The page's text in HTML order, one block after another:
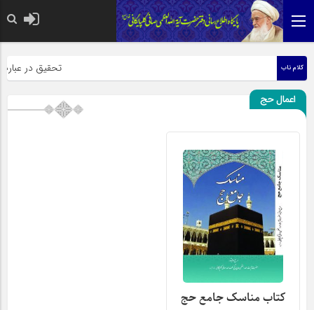
کلام ناب تحقیق در عبارت
اعمال حج
کتاب مناسک جامع حج